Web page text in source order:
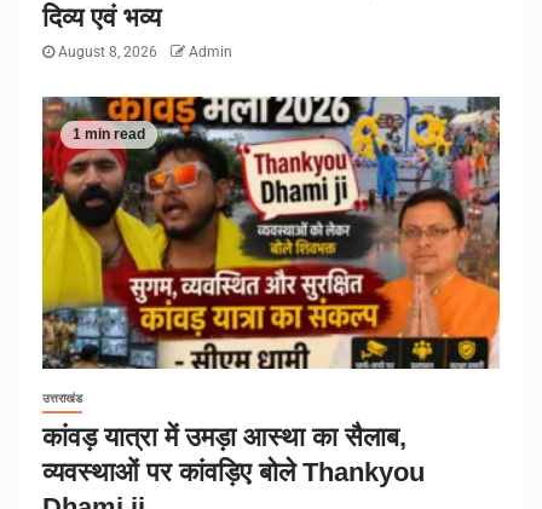
दिव्य एवं भव्य
August 8, 2026 Admin
1 min read
उत्तराखंड
कांवड़ यात्रा में उमड़ा आस्था का सैलाब,
व्यवस्थाओं पर कांवड़िए बोले Thankyou